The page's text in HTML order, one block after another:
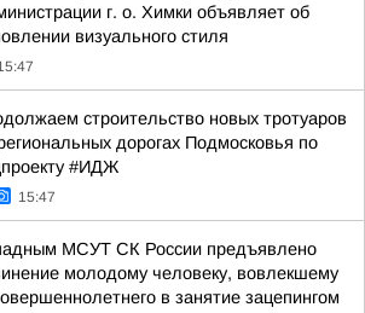
г. о. Химки объявляет об
визуального стиля
строительство новых тротуаров
дорогах Подмосковья по
#ИДЖ
15:47
МСУТ СК России предъявлено
молодому человеку, вовлекшему
в занятие зацепингом